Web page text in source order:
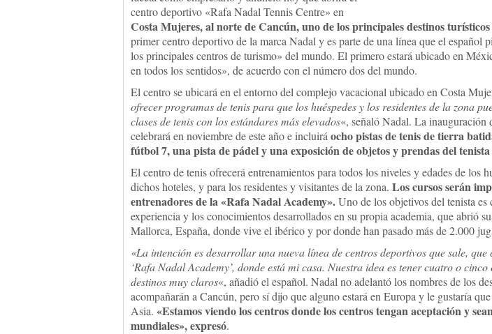
centro deportivo «Rafa Nadal Tennis Centre» en
Costa Mujeres, al norte de Cancún, uno de los principales destinos
primer centro deportivo de la marca Nadal y es parte de una línea que el español
los principales centros de turismo» del mundo. El primero estará ubicado en
en todos los sentidos», de acuerdo con el número dos del mundo.
El centro se ubicará en el entorno del complejo vacacional ubicado en Costa
ofrecer programas de tenis para que los huéspedes y los residentes de la zona
clases de tenis con los estándares más elevados«, señaló Nadal. La inauguración
celebrará en noviembre de este año e incluirá ocho pistas de tenis de tierra
fútbol 7, una pista de pádel y una exposición de objetos y prendas del
El centro de tenis ofrecerá entrenamientos para todos los niveles y edades de los
dichos hoteles, y para los residentes y visitantes de la zona. Los cursos serán
entrenadores de la «Rafa Nadal Academy».Uno de los objetivos del tenista es
experiencia y los conocimientos desarrollados en su propia academia, que abrió
Mallorca, España, donde vive el ibérico y por donde han pasado más de 2.000
«La intención es desarrollar una nueva línea de centros deportivos que sale, que
‘Rafa Nadal Academy’, donde está mi casa. Nuestra idea es tener cuatro o cinco
destinos muy claros«, añadió el español. Nadal no adelantó los nombres de los
acompañarán a Cancún, pero sí dijo que alguno estará en Europa y le gustaría
Asia. «Estamos viendo los centros donde los centros tengan aceptación y
mundiales», expresó.